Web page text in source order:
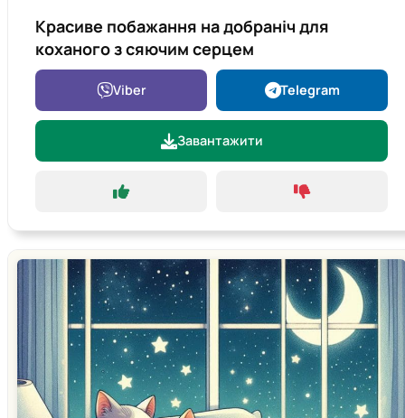
Красиве побажання на добраніч для
коханого з сяючим серцем
Viber Telegram
Завантажити